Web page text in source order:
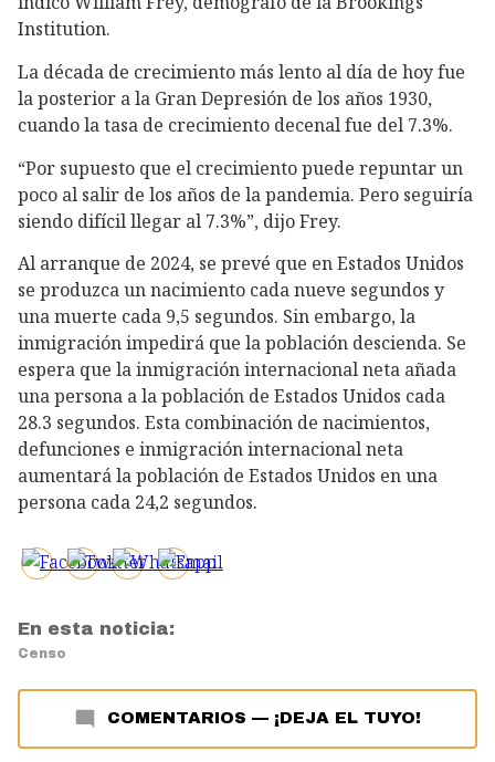
Institution.
La década de crecimiento más lento al día de hoy fue
la posterior a la Gran Depresión de los años 1930,
cuando la tasa de crecimiento decenal fue del 7.3%.
“Por supuesto que el crecimiento puede repuntar un
poco al salir de los años de la pandemia. Pero seguiría
siendo difícil llegar al 7.3%”, dijo Frey.
Al arranque de 2024, se prevé que en Estados Unidos
se produzca un nacimiento cada nueve segundos y
una muerte cada 9,5 segundos. Sin embargo, la
inmigración impedirá que la población descienda. Se
espera que la inmigración internacional neta añada
una persona a la población de Estados Unidos cada
28.3 segundos. Esta combinación de nacimientos,
defunciones e inmigración internacional neta
aumentará la población de Estados Unidos en una
persona cada 24,2 segundos.
En esta noticia:
Censo
COMENTARIOS — ¡DEJA EL TUYO!